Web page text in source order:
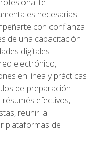
necesarias
con confianza
de una capacitación
digitales
electrónico,
en línea y prácticas
de preparación
efectivos,
reunir la
plataformas de